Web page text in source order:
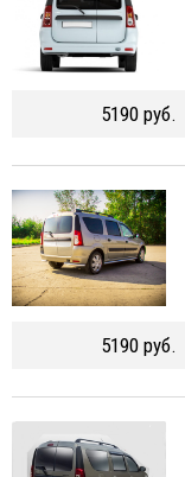
5190 руб.
5190 руб.